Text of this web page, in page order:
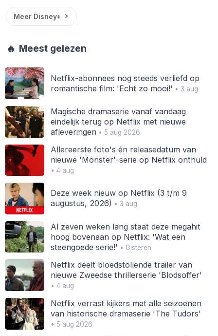
Meer Disney+
🔥 Meest gelezen
Netflix-abonnees nog steeds verliefd op
romantische film: 'Echt zo mooi!' • 3 aug
Magische dramaserie vanaf vandaag
eindelijk terug op Netflix met nieuwe
afleveringen• 5 aug 2026
Allereerste foto's én releasedatum van
nieuwe 'Monster'-serie op Netflix onthuld
• 4 aug
Deze week nieuw op Netflix (3 t/m 9
augustus, 2026) • 3 aug
Al zeven weken lang staat deze megahit
hoog bovenaan op Netflix: 'Wat een
steengoede serie!' • Gisteren
Netflix deelt bloedstollende trailer van
nieuwe Zweedse thrillerserie 'Blodsoffer'
• 4 aug
Netflix verrast kijkers met alle seizoenen
van historische dramaserie 'The Tudors'
• 5 aug 2026